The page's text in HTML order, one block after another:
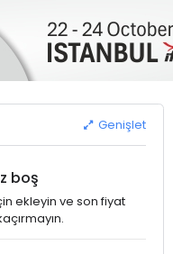
Genişlet
boş
ekleyin ve son fiyat